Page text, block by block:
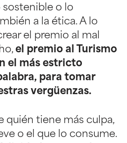
sostenible o lo
a la ética. A lo
el premio al mal
el premio al Turismo
el más estricto
para tomar
vergüenzas.
quién tiene más culpa,
o el que lo consume.